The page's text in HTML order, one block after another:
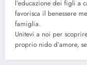
l’educazione dei figli a
favorisca il benessere
famiglia.
Unitevi a noi per
proprio nido d’amore,